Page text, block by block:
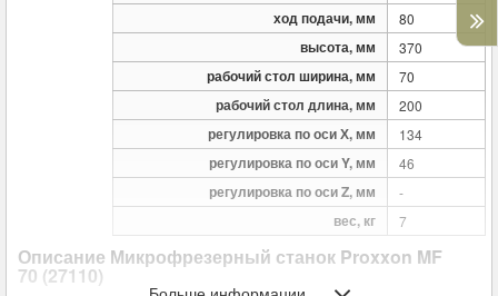
ход подачи, мм 80
высота, мм 370
рабочий стол ширина, мм 70
рабочий стол длина, мм 200
регулировка по оси Х, мм 134
регулировка по оси Y, мм 46
регулировка по оси Z, мм -
вес, кг 7
Описание Микрофрезерный станок Proxxon MF
70 (27110)